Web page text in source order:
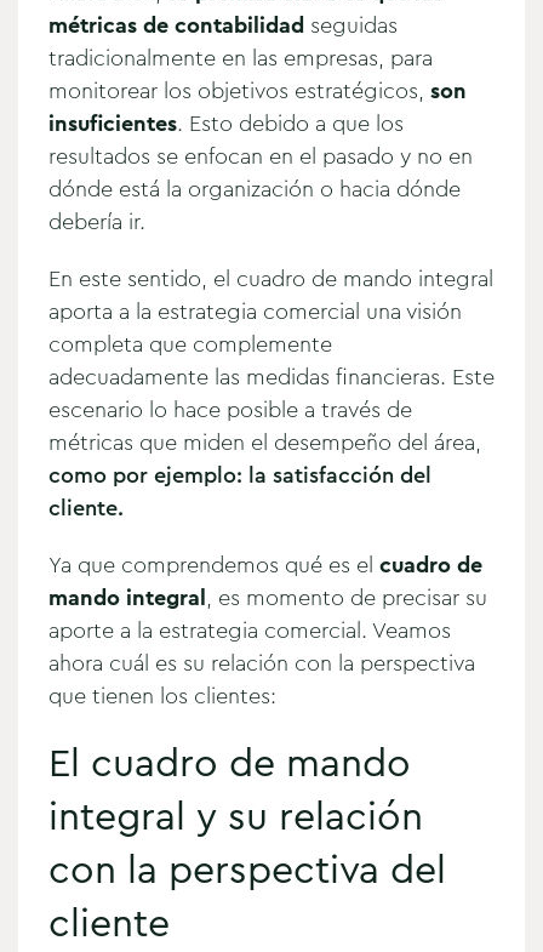
métricas de contabilidad seguidas
tradicionalmente en las empresas, para
monitorear los objetivos estratégicos, son
insuficientes. Esto debido a que los
resultados se enfocan en el pasado y no en
dónde está la organización o hacia dónde
debería ir.
En este sentido, el cuadro de mando integral
aporta a la estrategia comercial una visión
completa que complemente
adecuadamente las medidas financieras. Este
escenario lo hace posible a través de
métricas que miden el desempeño del área,
como por ejemplo: la satisfacción del
cliente.
Ya que comprendemos qué es el cuadro de
mando integral, es momento de precisar su
aporte a la estrategia comercial. Veamos
ahora cuál es su relación con la perspectiva
que tienen los clientes:
El cuadro de mando
integral y su relación
con la perspectiva del
cliente